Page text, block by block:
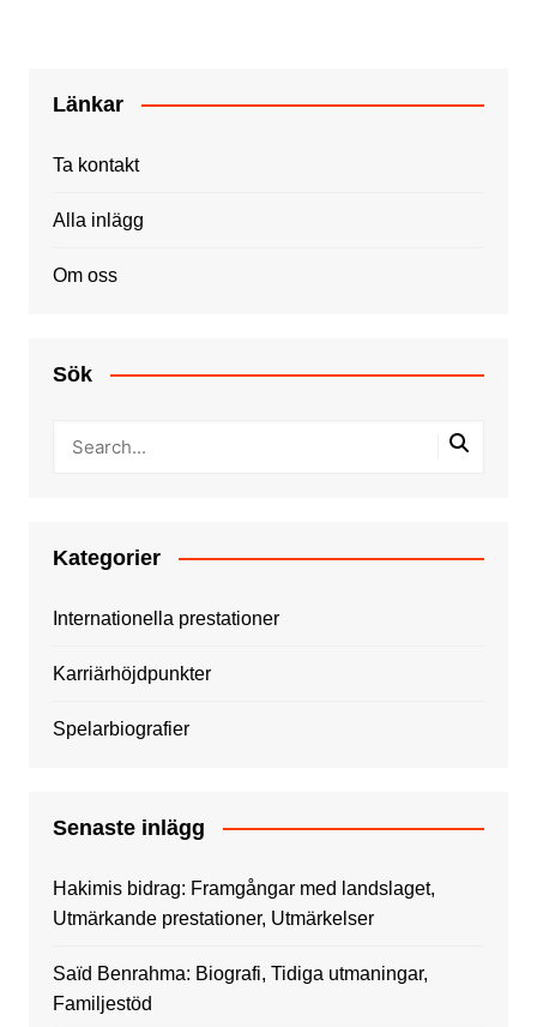
Länkar
Ta kontakt
Alla inlägg
Om oss
Sök
Kategorier
Internationella prestationer
Karriärhöjdpunkter
Spelarbiografier
Senaste inlägg
Hakimis bidrag: Framgångar med landslaget,
Utmärkande prestationer, Utmärkelser
Saïd Benrahma: Biografi, Tidiga utmaningar,
Familjestöd